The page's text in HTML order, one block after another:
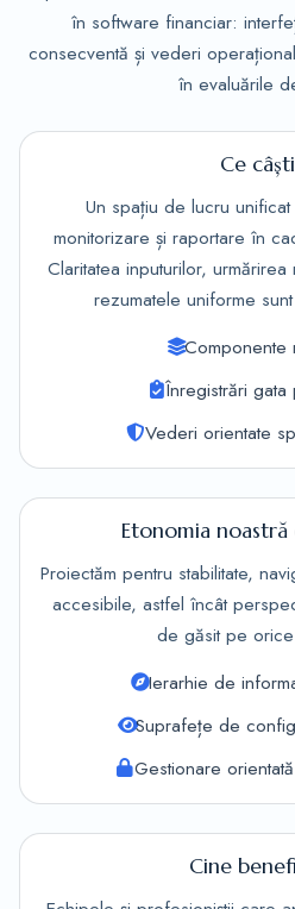
în software financiar:
consecventă și vederi
în evaluările
Ce
Un spațiu de lucru
monitorizare și raportare în
Claritatea inputurilor,
rezumatele uniforme
Componente
Înregistrări gata
Vederi orientate
Etonomia
Proiectăm pentru stabilitate,
accesibile, astfel încât
de găsit pe
Ierarhie de
Suprafețe de
Gestionare
Cine